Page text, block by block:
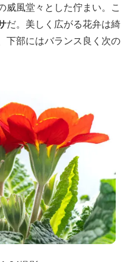
風堂々とした佇まい。こ
だ。美しく広がる花弁は綺
下部にはバランス良く次の